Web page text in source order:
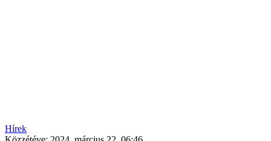
Hírek